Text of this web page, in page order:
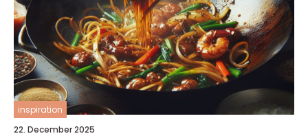
inspiration
22. December 2025